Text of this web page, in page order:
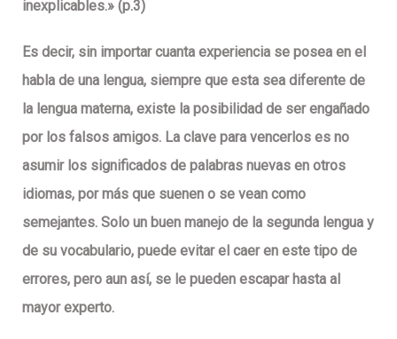
inexplicables.» (p.3)
Es decir, sin importar cuanta experiencia se posea en el
habla de una lengua, siempre que esta sea diferente de
la lengua materna, existe la posibilidad de ser engañado
por los falsos amigos. La clave para vencerlos es no
asumir los significados de palabras nuevas en otros
idiomas, por más que suenen o se vean como
semejantes. Solo un buen manejo de la segunda lengua y
de su vocabulario, puede evitar el caer en este tipo de
errores, pero aun así, se le pueden escapar hasta al
mayor experto.